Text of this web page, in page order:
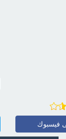
فيسبوك